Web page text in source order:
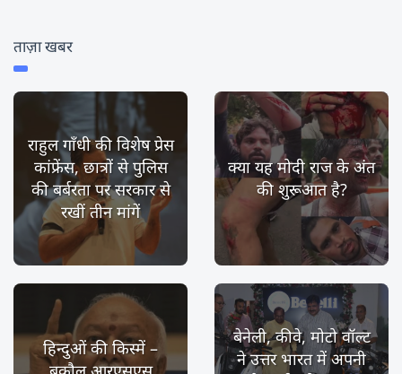
ताज़ा खबर
राहुल गाँधी की विशेष प्रेस
कांफ्रेंस, छात्रों से पुलिस
की बर्बरता पर सरकार से
रखीं तीन मांगें
क्या यह मोदी राज के अंत
की शुरूआत है?
हिन्दुओं की किस्में –
बेनेली, कीवे, मोटो वॉल्ट
ने उत्तर भारत में अपनी